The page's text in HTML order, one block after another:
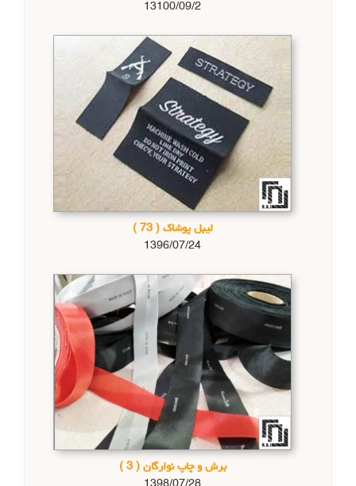
13100/09/2
لیبل پوشاک( 73 )
1396/07/24
برش و چاپ نوارگان( 3 )